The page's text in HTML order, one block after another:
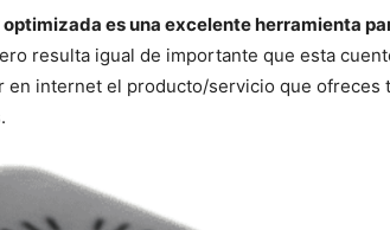
es una excelente herramienta
resulta igual de importante que esta
en internet el producto/servicio que ofreces